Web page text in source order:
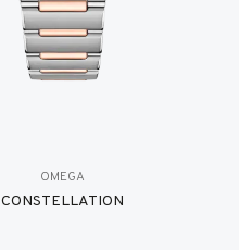
OMEGA
CONSTELLATION